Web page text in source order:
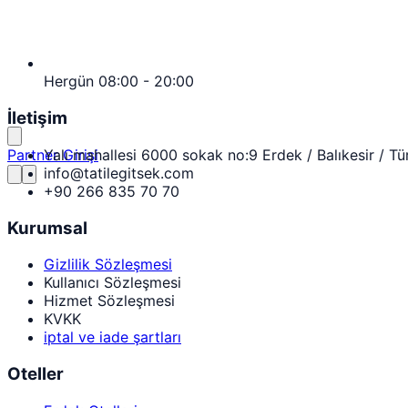
Partner Girişi
Hergün 08:00 - 20:00
İletişim
Yalı mahallesi 6000 sokak no:9 Erdek / Balıkesir /
info@tatilegitsek.com
+90 266 835 70 70
Kurumsal
Gizlilik Sözleşmesi
Kullanıcı Sözleşmesi
Hizmet Sözleşmesi
KVKK
iptal ve iade şartları
Oteller